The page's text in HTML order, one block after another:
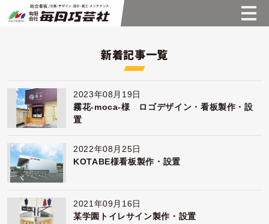
新着記事一覧
2023年08月19日
霧花-moca-様 ロゴデザイン・看板製作・設
置
2022年08月25日
KOTABE様看板製作・設置
2021年09月16日
某学園トイレサイン製作・設置